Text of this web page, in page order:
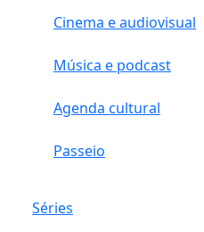
Cinema e audiovisual
Música e podcast
Agenda cultural
Passeio
Séries